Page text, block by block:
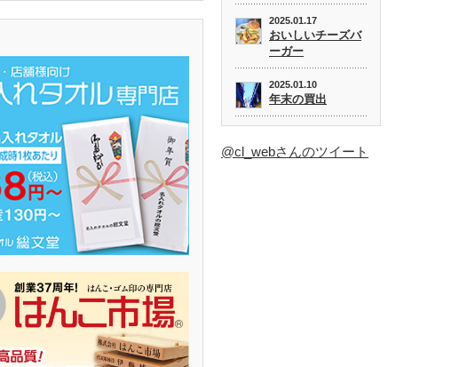
2025.01.17
おいしいチーズバ
ーガー
2025.01.10
年末の買出
@cl_webさんのツイート